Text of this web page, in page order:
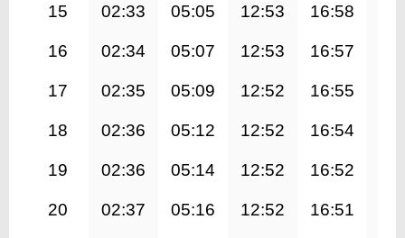
15 02:33 05:05 12:53 16:58
16 02:34 05:07 12:53 16:57
17 02:35 05:09 12:52 16:55
18 02:36 05:12 12:52 16:54
19 02:36 05:14 12:52 16:52
20 02:37 05:16 12:52 16:51